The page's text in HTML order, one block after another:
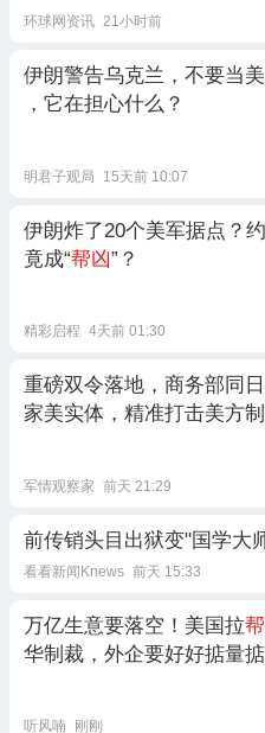
环球网资讯 21小时前
伊朗警告乌克兰，不要当
，它在担心什么？
明君子观局 15天前 10:07
伊朗炸了20个美军据点？
竟成“帮凶”？
精彩启程 4天前 01:30
重磅双令落地，商务部同
家美实体，精准打击美方
军情观察家 前天 21:29
前传销头目出狱变"国学大
看看新闻Knews 前天 15:33
万亿生意要落空！美国拉
华制裁，外企要好好掂量掂
听风喃 刚刚